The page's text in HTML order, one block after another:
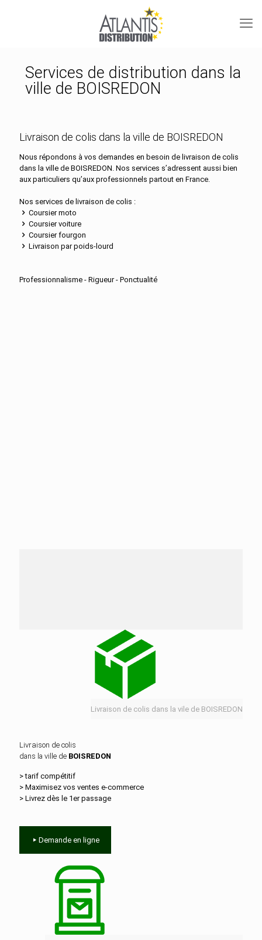
Services de distribution dans la
ville de BOISREDON
Livraison de colis dans la ville de BOISREDON
Nous répondons à vos demandes en besoin de livraison de colis
dans la ville de BOISREDON. Nos services s’adressent aussi bien
aux particuliers qu’aux professionnels partout en France.
Nos services de livraison de colis :
Coursier moto
Coursier voiture
Coursier fourgon
Livraison par poids-lourd
Professionnalisme - Rigueur - Ponctualité
Livraison de colis dans la vile de BOISREDON
Livraison de colis
dans la ville de BOISREDON
> tarif compétitif
> Maximisez vos ventes e‑commerce
> Livrez dès le 1er passage
Demande en ligne